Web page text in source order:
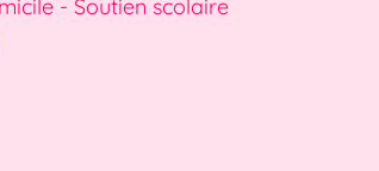
- Soutien scolaire